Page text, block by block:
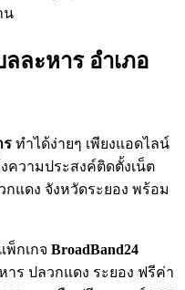
น
ละหาร อำเภอ
ร ทำได้ง่ายๆ เพียงแอดไลน์
งความประสงค์ติดตั้งเน็ต
แดง จังหวัดระยอง พร้อม
พ็กเกจ BroadBand24
าร ปลวกแดง ระยอง ฟรีค่า